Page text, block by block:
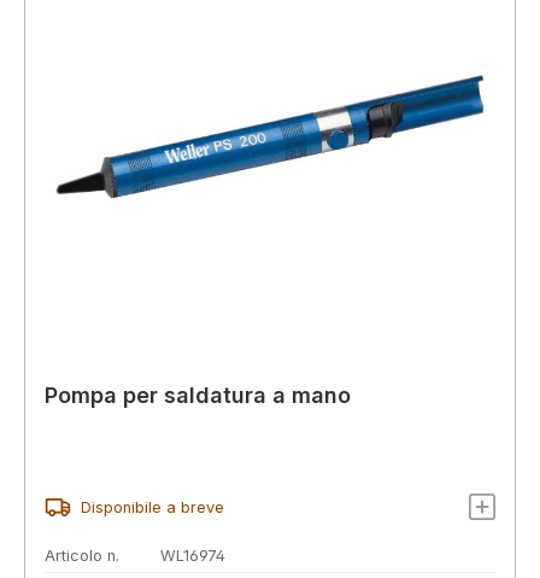
Pompa per saldatura a mano
Disponibile a breve
Articolo n.
WL16974